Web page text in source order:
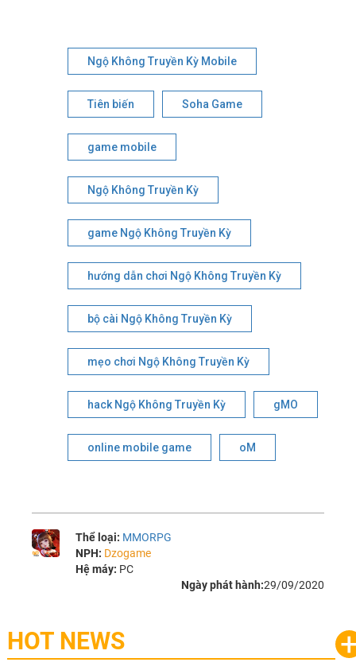
Ngộ Không Truyền Kỳ Mobile
Tiên biến Soha Game
game mobile
Ngộ Không Truyền Kỳ
game Ngộ Không Truyền Kỳ
hướng dẫn chơi Ngộ Không Truyền Kỳ
bộ cài Ngộ Không Truyền Kỳ
mẹo chơi Ngộ Không Truyền Kỳ
hack Ngộ Không Truyền Kỳ gMO
online mobile game oM
Thể loại: MMORPG
NPH: Dzogame
Hệ máy: PC
Ngày phát hành:29/09/2020
HOT NEWS